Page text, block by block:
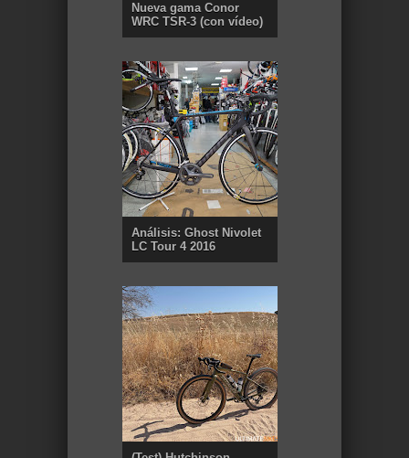
Nueva gama Conor
WRC TSR-3 (con vídeo)
Análisis: Ghost Nivolet
LC Tour 4 2016